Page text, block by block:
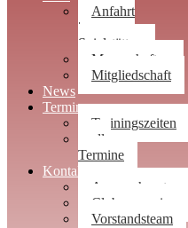
Anfahrt
|
Spielstätten
Mannschaften
Mitgliedschaft
News
Termine
Trainingszeiten
alle
Termine
Kontakt
Ansprechpartner
Clubwegweiser
Vorstandsteam